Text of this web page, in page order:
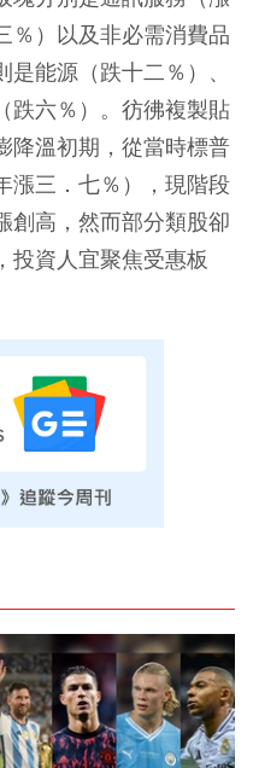
％）以及非必需消費品
是能源（跌十二％）、
跌六％）。彷彿複製貼
降溫初期，從當時標普
漲三．七％），現階段
創高，然而部分類股卻
投資人宜聚焦受惠板